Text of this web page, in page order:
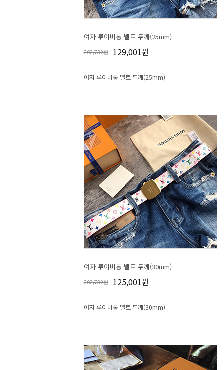
여자 루이비통 벨트 두께(25mm)
202,732원 129,001원
여자 루이비통 벨트 두께(25mm)
여자 루이비통 벨트 두께(30mm)
202,732원 125,001원
여자 루이비통 벨트 두께(30mm)